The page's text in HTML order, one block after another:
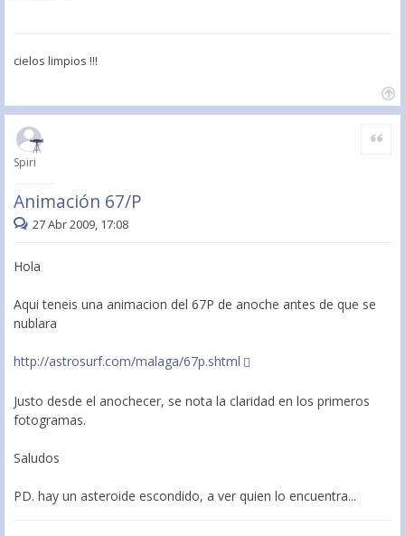
cielos limpios !!!
Spiri
Animación 67/P
Citar
27 Abr 2009, 17:08
Hola
Aqui teneis una animacion del 67P de anoche antes de que se
nublara
http://astrosurf.com/malaga/67p.shtml
Justo desde el anochecer, se nota la claridad en los primeros
fotogramas.
Saludos
PD. hay un asteroide escondido, a ver quien lo encuentra...